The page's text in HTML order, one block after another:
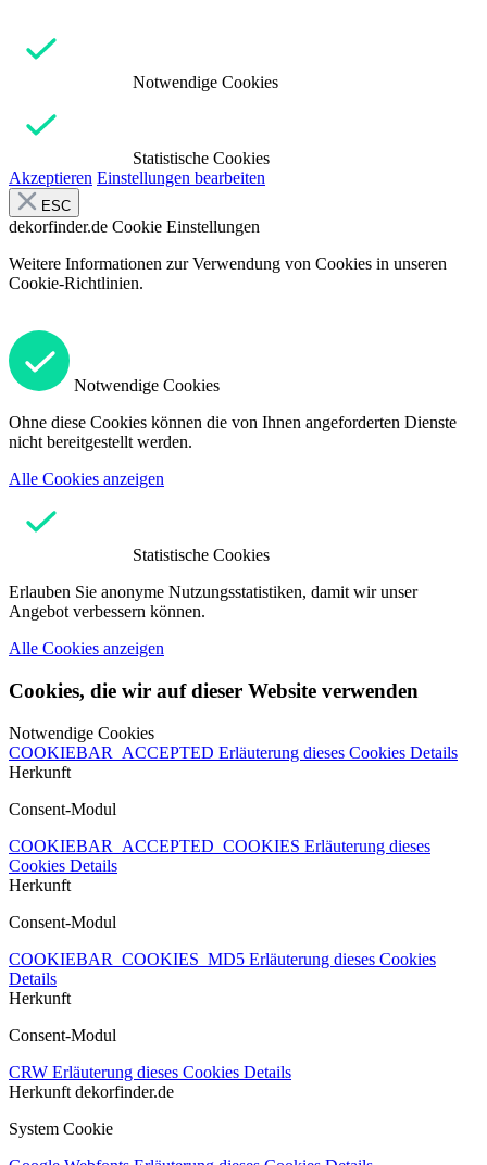
Notwendige Cookies
Statistische Cookies
Akzeptieren Einstellungen bearbeiten
ESC
dekorfinder.de Cookie Einstellungen
Weitere Informationen zur Verwendung von Cookies in unseren
Cookie-Richtlinien.
Notwendige Cookies
Ohne diese Cookies können die von Ihnen angeforderten Dienste
nicht bereitgestellt werden.
Alle Cookies anzeigen
Statistische Cookies
Erlauben Sie anonyme Nutzungsstatistiken, damit wir unser
Angebot verbessern können.
Alle Cookies anzeigen
Cookies, die wir auf dieser Website verwenden
Notwendige Cookies
COOKIEBAR_ACCEPTED Erläuterung dieses Cookies Details
Herkunft
Consent-Modul
COOKIEBAR_ACCEPTED_COOKIES Erläuterung dieses
Cookies Details
Herkunft
Consent-Modul
COOKIEBAR_COOKIES_MD5 Erläuterung dieses Cookies
Details
Herkunft
Consent-Modul
CRW Erläuterung dieses Cookies Details
Herkunft dekorfinder.de
System Cookie